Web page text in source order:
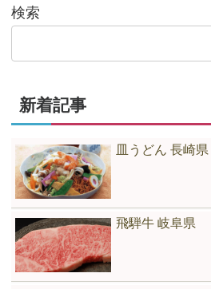
検索
新着記事
皿うどん 長崎県
飛騨牛 岐阜県